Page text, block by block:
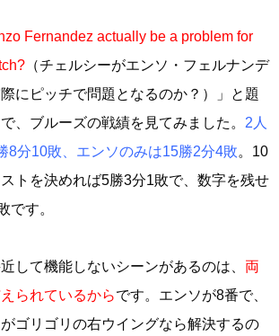
Fernandez actually be a problem for
（チェルシーがエンソ・フェルナンデ
にピッチで問題となるのか？）」と題
、ブルーズの戦績を見てみました。 2人
8分10敗、エンソのみは15勝2分4敗。10
トを決めれば5勝3分1敗で、数字を残せ
です。
して機能しないシーンがあるのは、 両
られているからです。エンソが8番で、
ゴリゴリの右ウイングなら解決するの